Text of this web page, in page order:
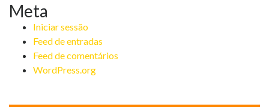
Meta
Iniciar sessão
Feed de entradas
Feed de comentários
WordPress.org